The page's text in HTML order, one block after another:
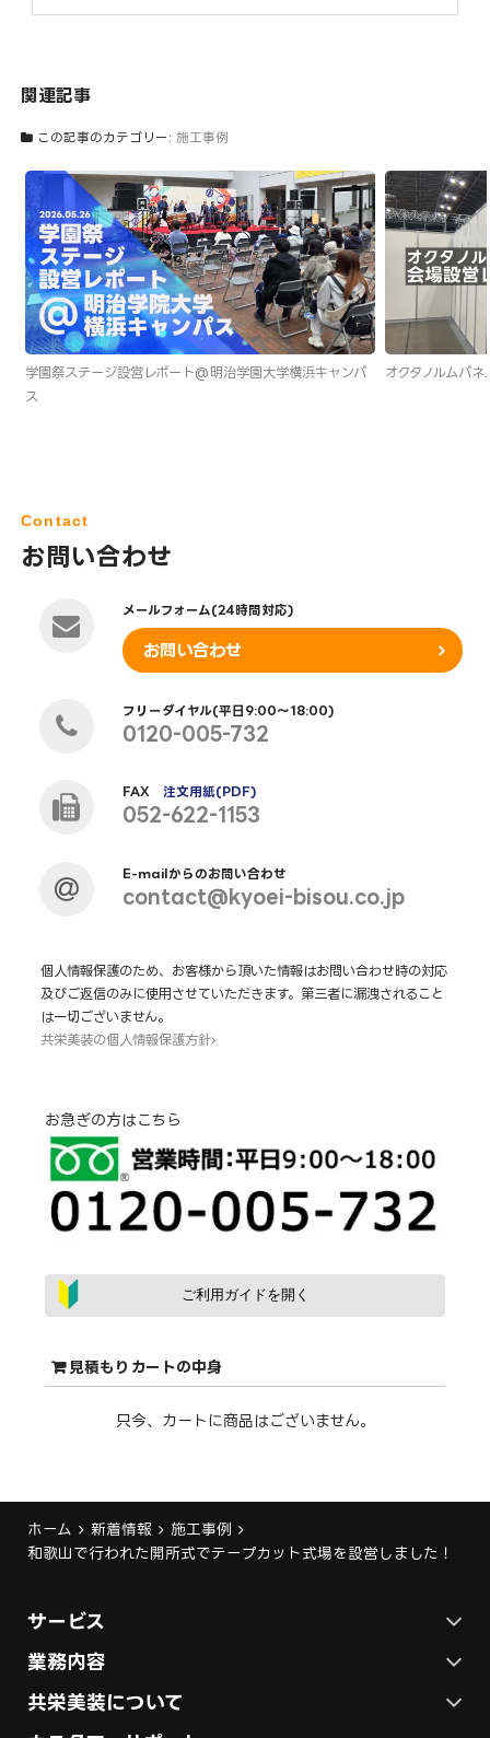
関連記事
この記事のカテゴリー: 施工事例
学園祭ステージ設営レポート@明治学園大学横浜キャンパ
ス
オクタノルムパ
Contact
お問い合わせ
メールフォーム(24時間対応)
お問い合わせ
フリーダイヤル(平日9:00～18:00)
0120-005-732
FAX注文用紙(PDF)
052-622-1153
E-mailからのお問い合わせ
contact@kyoei-bisou.co.jp
個人情報保護のため、お客様から頂いた情報はお問い合わせ時の対応
及びご返信のみに使用させていただきます。第三者に漏洩されること
は一切ございません。
共栄美装の個人情報保護方針
お急ぎの方はこちら
ご利用ガイドを開く
見積もりカートの中身
只今、カートに商品はございません。
ホーム 新着情報
施工事例
和歌山で行われた開所式でテープカット式場を設営しました！
サービス
ステージ施工プラン
テント施工プラン
業務内容
各種イベントの総合サービス
共栄美装について